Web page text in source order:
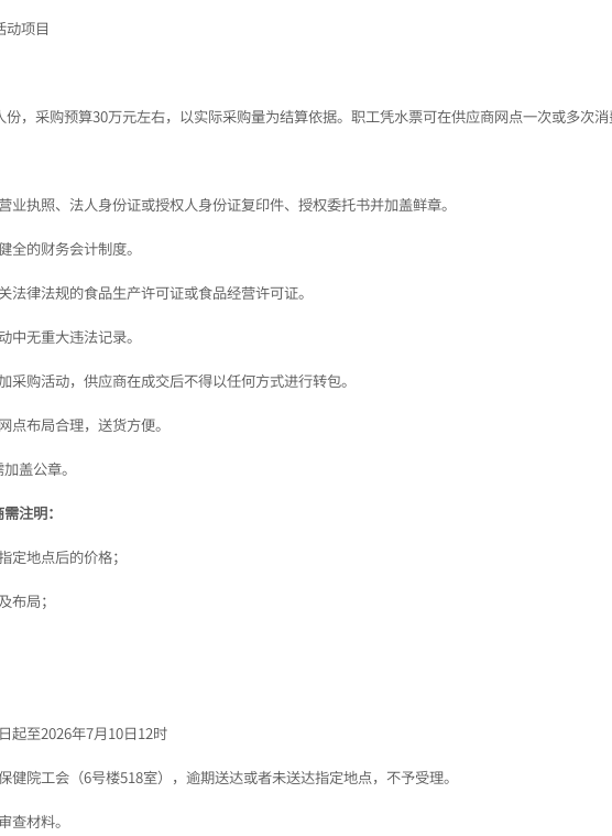
动项目
，采购预算30万元左右，以实际采购量为结算依据。职工凭水票可在供应商网点一次或多次
业执照、法人身份证或授权人身份证复印件、授权委托书并加盖鲜章。
全的财务会计制度。
法律法规的食品生产许可证或食品经营许可证。
中无重大违法记录。
采购活动，供应商在成交后不得以任何方式进行转包。
点布局合理，送货方便。
盖公章。
注明：
定地点后的价格；
布局；
起至2026年7月10日12时
健院工会（6号楼518室），逾期送达或者未送达指定地点，不予受理。
查材料。